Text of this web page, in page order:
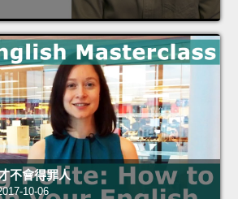
不會得罪人
10-06